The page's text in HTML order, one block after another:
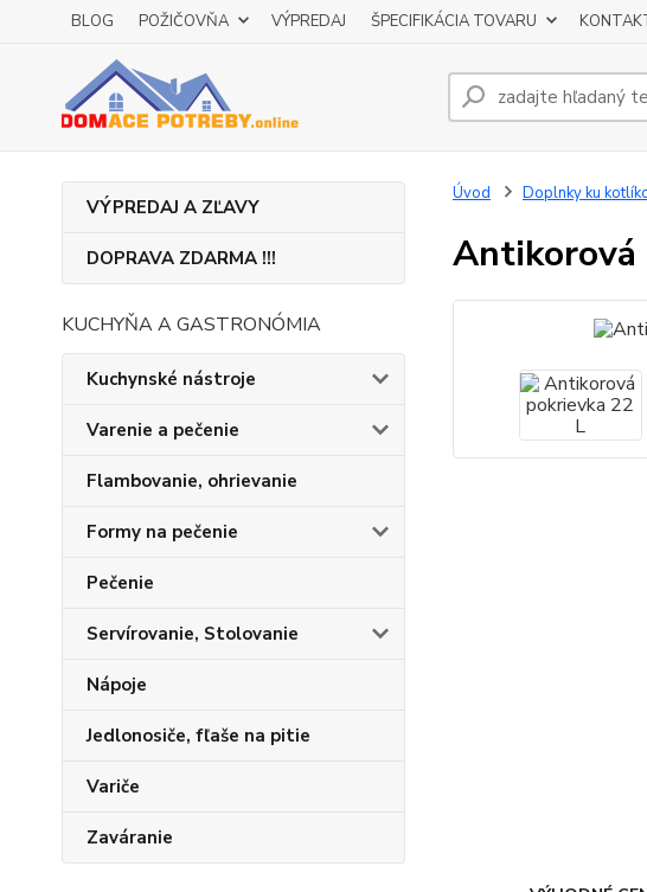
BLOG POŽIČOVŇA VÝPREDAJ ŠPECIFIKÁCIA TOVARU
VÝPREDAJ A ZĽAVY
DOPRAVA ZDARMA !!!
KUCHYŇA A GASTRONÓMIA
Kuchynské nástroje
Varenie a pečenie
Flambovanie, ohrievanie
Formy na pečenie
Pečenie
Servírovanie, Stolovanie
Nápoje
Jedlonosiče, fľaše na pitie
Variče
Zaváranie
Úvod Doplnky ku
Antikorová